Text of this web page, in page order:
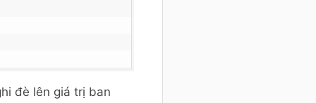
đè lên giá trị ban